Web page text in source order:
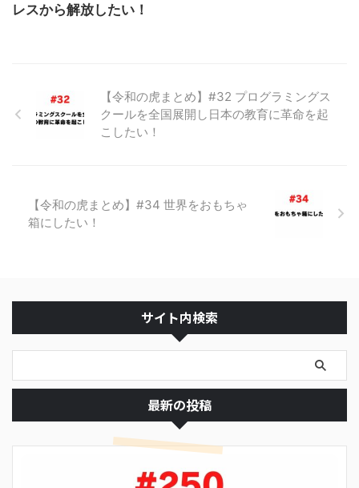
レスから解放したい！
【令和の虎まとめ】#32 プログラミングス
クールを全国展開し日本の教育に革命を起
こしたい！
【令和の虎まとめ】#34 世界をおもちゃ
箱にしたい！
サイト内検索
最新の投稿